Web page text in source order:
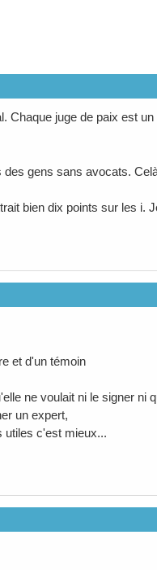
Chaque juge de paix est
gens sans avocats.
bien dix points sur les i.
et d'un témoin
ne voulait ni le signer ni
un expert,
utiles c'est mieux...